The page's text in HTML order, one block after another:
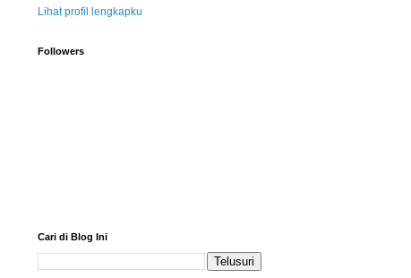
Lihat profil lengkapku
Followers
Cari di Blog Ini